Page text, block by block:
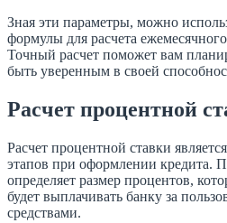
Зная эти параметры, можно
формулы для расчета
Точный расчет поможет вам
быть уверенным в своей
Расчет процентной
Расчет процентной ставки
этапов при оформлении кредита.
определяет размер процентов,
будет выплачивать банку за
средствами.